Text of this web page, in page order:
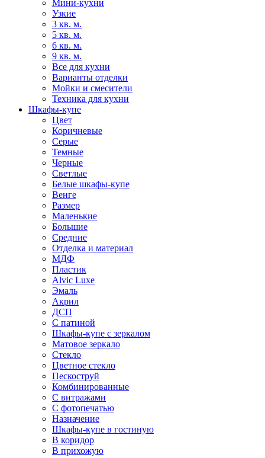
Мини-кухни
Узкие
3 кв. м.
5 кв. м.
6 кв. м.
9 кв. м.
Все для кухни
Варианты отделки
Мойки и смесители
Техника для кухни
Шкафы-купе
Цвет
Коричневые
Серые
Темные
Черные
Светлые
Белые шкафы-купе
Венге
Размер
Маленькие
Большие
Средние
Отделка и материал
МДФ
Пластик
Alvic Luxe
Эмаль
Акрил
ДСП
С патиной
Шкафы-купе с зеркалом
Матовое зеркало
Стекло
Цветное стекло
Пескоструй
Комбинированные
С витражами
С фотопечатью
Назначение
Шкафы-купе в гостиную
В коридор
В прихожую